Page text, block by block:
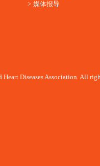
媒体报导
Diseases Association. All